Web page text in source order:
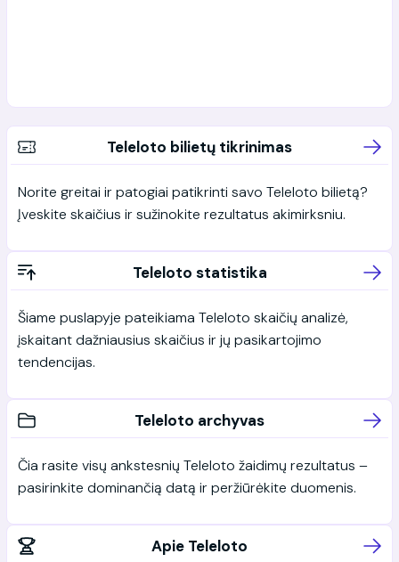
Teleloto bilietų tikrinimas
Norite greitai ir patogiai patikrinti savo Teleloto bilietą?
Įveskite skaičius ir sužinokite rezultatus akimirksniu.
Teleloto statistika
Šiame puslapyje pateikiama Teleloto skaičių analizė,
įskaitant dažniausius skaičius ir jų pasikartojimo
tendencijas.
Teleloto archyvas
Čia rasite visų ankstesnių Teleloto žaidimų rezultatus –
pasirinkite dominančią datą ir peržiūrėkite duomenis.
Apie Teleloto